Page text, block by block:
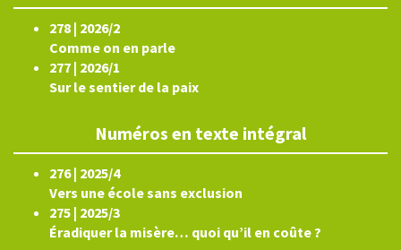
278 | 2026/2
Comme on en parle
277 | 2026/1
Sur le sentier de la paix
Numéros en texte intégral
276 | 2025/4
Vers une école sans exclusion
275 | 2025/3
Éradiquer la misère… quoi qu’il en coûte ?